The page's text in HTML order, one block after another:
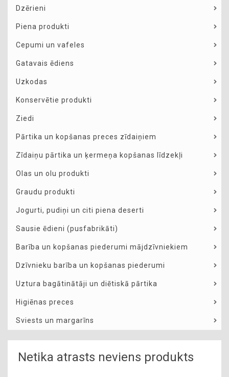
Dzērieni
Piena produkti
Cepumi un vafeles
Gatavais ēdiens
Uzkodas
Konservētie produkti
Ziedi
Pārtika un kopšanas preces zīdaiņiem
Zīdaiņu pārtika un ķermeņa kopšanas līdzekļi
Olas un olu produkti
Graudu produkti
Jogurti, pudiņi un citi piena deserti
Sausie ēdieni (pusfabrikāti)
Barība un kopšanas piederumi mājdzīvniekiem
Dzīvnieku barība un kopšanas piederumi
Uztura bagātinātāji un diētiskā pārtika
Higiēnas preces
Sviests un margarīns
Netika atrasts neviens produkts